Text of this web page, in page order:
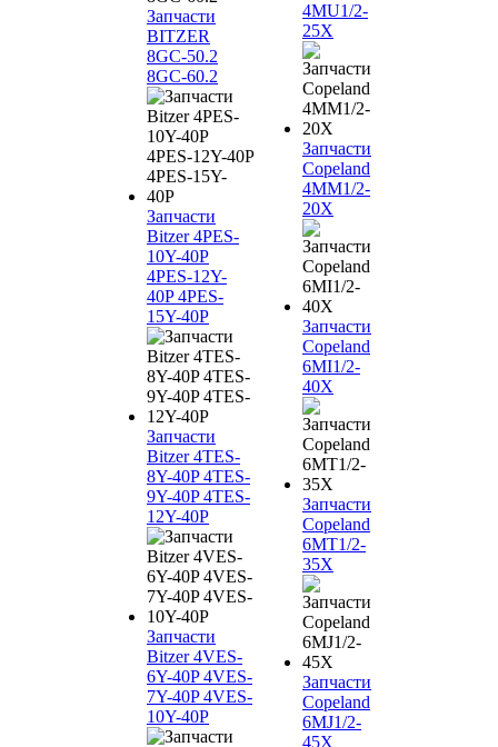
Запчасти
BITZER
8GC-50.2
8GC-60.2
Запчасти
Bitzer 4PES-
10Y-40P
4PES-12Y-
40P 4PES-
15Y-40P
Запчасти
Bitzer 4TES-
8Y-40P 4TES-
9Y-40P 4TES-
12Y-40P
Запчасти
Bitzer 4VES-
6Y-40P 4VES-
7Y-40P 4VES-
10Y-40P
4MU1/2-
25X
Запчасти
Copeland
4MM1/2-
20X
Запчасти
Copeland
6MI1/2-
40X
Запчасти
Copeland
6MT1/2-
35X
Запчасти
Copeland
6MJ1/2-
45X